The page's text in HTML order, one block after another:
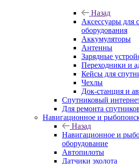
Назад
Аксессуары для
оборудования
Аккумуляторы
Антенны
Зарядные
Переходники и
Кейсы для
Чехлы
Док-станция и
Спутниковый
Для ремонта
Навигационное и
Назад
Навигационное и
оборудование
Автопилоты
Датчики эхолота